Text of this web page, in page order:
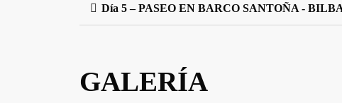
Día 5 – PASEO EN BARCO SANTOÑA -
GALERÍA